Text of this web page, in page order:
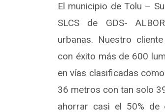
El municipio de Tolu –
SLCS de GDS-
urbanas. Nuestro
con éxito más de 600
en vías clasificadas
36 metros con tan solo
ahorrar casi el 50% de